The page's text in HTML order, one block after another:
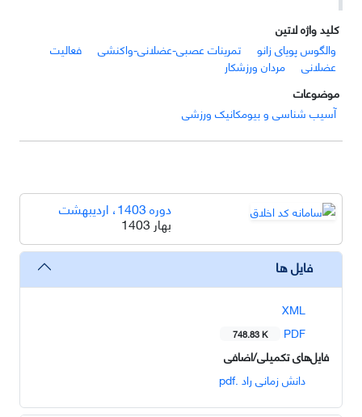
کلید واژه لاتین
والگوس پویای زانو
تمرینات عصبی-عضلانی-واکنشی
فعالیت
عضلانی
مردان ورزشکار
موضوعات
آسیب شناسی و بیومکانیک ورزشی
دوره 1403، اردیبهشت
بهار 1403
فایل ها
XML
PDF
748.83 K
فایل‌های تکمیلی/اضافی
دانش زمانی راد .pdf